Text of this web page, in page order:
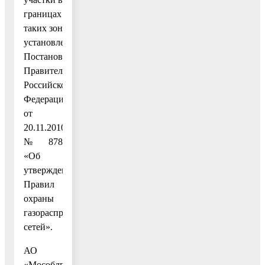
границах
таких зон
установлены
Постановлением
Правительства
Российской
Федерации
от
20.11.2010
№ 878
«Об
утверждении
Правил
охраны
газораспределительных
сетей».
АО